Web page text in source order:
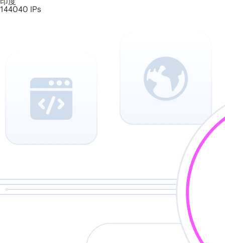
144040 IPs